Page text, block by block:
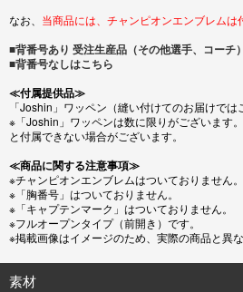
なお、 当商品には、チャンピオンエンブレムは
■背番号あり 受注生産品（その他選手、コーチ
■背番号なしはこちら
≪付属提供品≫
「Joshin」ワッペン（縫い付けてのお届けでは
※「Joshin」ワッペンは数に限りがございます
と付属できない場合がございます。
≪商品に関する注意事項≫
※チャンピオンエンブレムはついておりません。
※「胸番号」はついておりません。
※「キャプテンマーク」はついておりません。
※フルオープンタイプ（前開き）です。
※掲載画像はイメージのため、実際の商品と異
素材